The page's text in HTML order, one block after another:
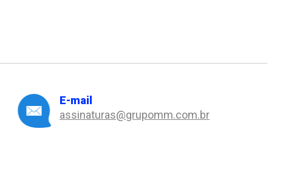
E-mail
assinaturas@grupomm.com.br